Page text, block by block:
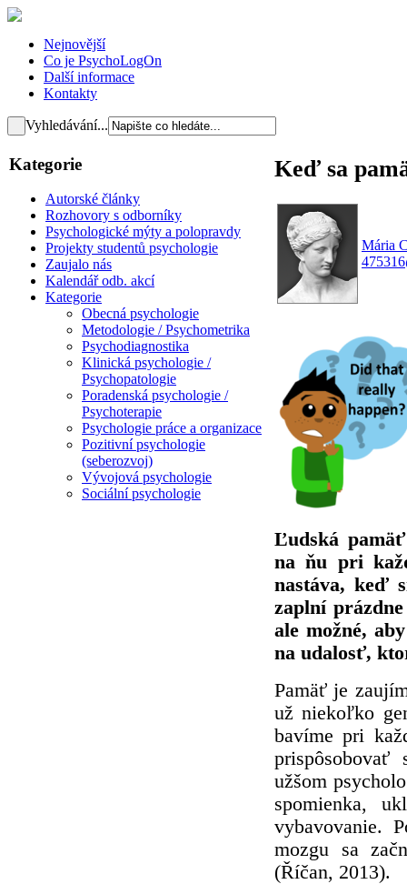
Nejnovější
Co je PsychoLogOn
Další informace
Kontakty
Vyhledávání...
Kategorie
Autorské články
Rozhovory s odborníky
Psychologické mýty a polopravdy
Projekty studentů psychologie
Zaujalo nás
Kalendář odb. akcí
Kategorie
Obecná psychologie
Metodologie / Psychometrika
Psychodiagnostika
Klinická psychologie /
Psychopatologie
Poradenská psychologie /
Psychoterapie
Psychologie práce a organizace
Pozitivní psychologie
(seberozvoj)
Vývojová psychologie
Sociální psychologie
Keď sa
Mária
Ľudská
na ňu pri
nastáva, keď
zaplní
ale možné,
na udalosť,
Pamäť je
už niekoľko
bavíme pri
prispôsobovať
užšom
spomienka,
vybavovanie.
mozgu sa
(Říčan, 2013).